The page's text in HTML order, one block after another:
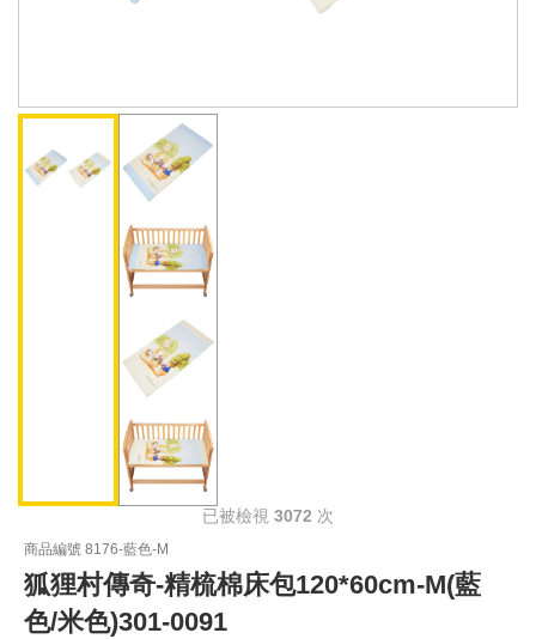
已被檢視 3072 次
商品編號 8176-藍色-M
狐狸村傳奇-精梳棉床包120*60cm-M(藍
色/米色)301-0091